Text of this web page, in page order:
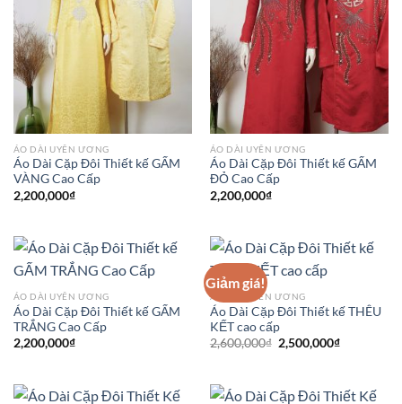
ÁO DÀI UYÊN ƯƠNG
Áo Dài Cặp Đôi Thiết kế GẤM
VÀNG Cao Cấp
2,200,000₫
ÁO DÀI UYÊN ƯƠNG
Áo Dài Cặp Đôi Thiết kế GẤM
ĐỎ Cao Cấp
2,200,000₫
ÁO DÀI UYÊN ƯƠNG
Áo Dài Cặp Đôi Thiết kế GẤM
TRẮNG Cao Cấp
2,200,000₫
Giảm giá!
ÁO DÀI UYÊN ƯƠNG
Áo Dài Cặp Đôi Thiết kế THÊU
KẾT cao cấp
2,600,000₫ Giá
gốc
2,500,000₫Giá